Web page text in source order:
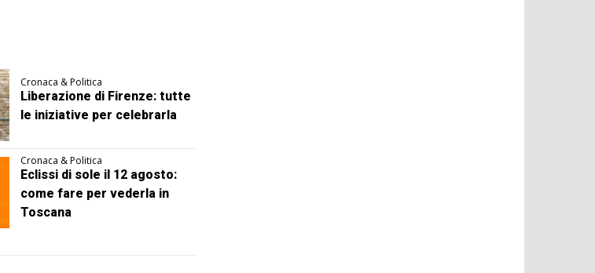
Cronaca & Politica
Liberazione di Firenze: tutte
le iniziative per celebrarla
Cronaca & Politica
Eclissi di sole il 12 agosto:
come fare per vederla in
Toscana